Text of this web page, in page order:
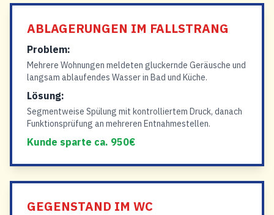
ABLAGERUNGEN IM FALLSTRANG
Problem:
Mehrere Wohnungen meldeten gluckernde Geräusche und
langsam ablaufendes Wasser in Bad und Küche.
Lösung:
Segmentweise Spülung mit kontrolliertem Druck, danach
Funktionsprüfung an mehreren Entnahmestellen.
Kunde sparte ca. 950€
GEGENSTAND IM WC